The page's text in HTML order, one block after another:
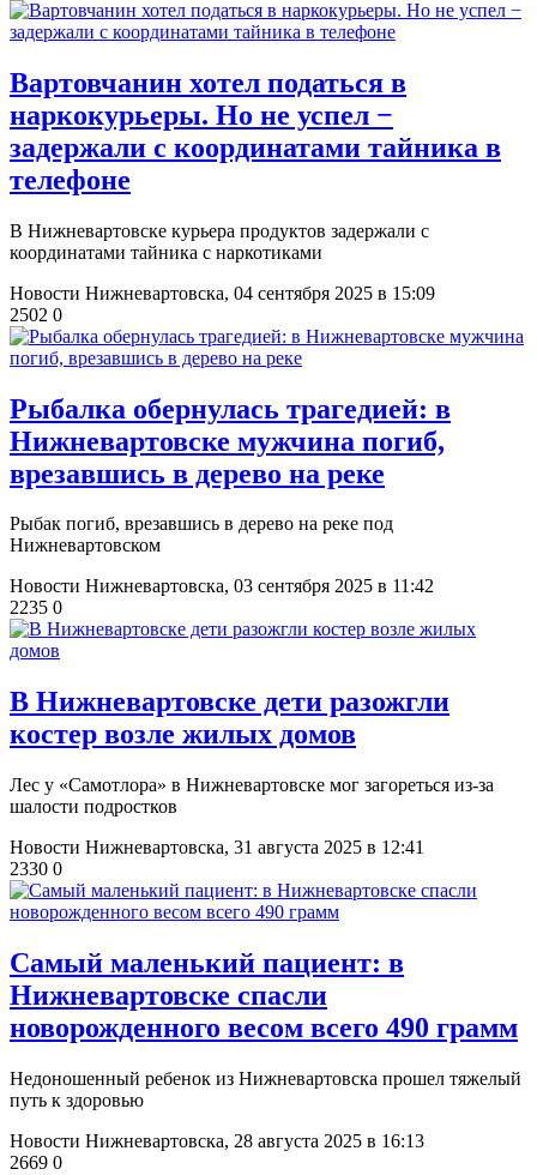
​Вартовчанин хотел податься в
наркокурьеры. Но не успел −
задержали с координатами тайника в
телефоне
В Нижневартовске курьера продуктов задержали с
координатами тайника с наркотиками
Новости Нижневартовска, 04 сентября 2025 в 15:09
2502 0
​Рыбалка обернулась трагедией: в
Нижневартовске мужчина погиб,
врезавшись в дерево на реке
Рыбак погиб, врезавшись в дерево на реке под
Нижневартовском
Новости Нижневартовска, 03 сентября 2025 в 11:42
2235 0
​В Нижневартовске дети разожгли
костер возле жилых домов
Лес у «Самотлора» в Нижневартовске мог загореться из-за
шалости подростков
Новости Нижневартовска, 31 августа 2025 в 12:41
2330 0
Самый маленький пациент: в
Нижневартовске спасли
новорожденного весом всего 490 грамм
Недоношенный ребенок из Нижневартовска прошел тяжелый
путь к здоровью
Новости Нижневартовска, 28 августа 2025 в 16:13
2669 0